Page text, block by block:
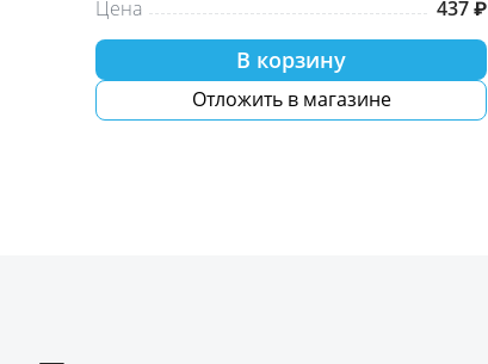
Цена
437 ₽
В корзину
Отложить в магазине